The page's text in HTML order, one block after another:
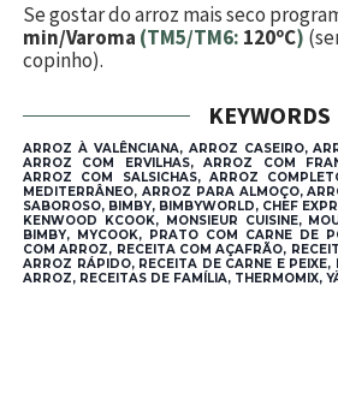
Se gostar do arroz mais seco
min/Varoma (TM5/TM6: 120ºC)
copinho).
KEYWORDS
ARROZ À VALÊNCIANA, ARROZ CASEIRO,
ARROZ COM ERVILHAS, ARROZ COM
ARROZ COM SALSICHAS, ARROZ
MEDITERRÂNEO, ARROZ PARA ALMOÇO,
SABOROSO, BIMBY, BIMBYWORLD, CHEF
KENWOOD KCOOK, MONSIEUR CUISINE,
BIMBY, MYCOOK, PRATO COM CARNE DE
COM ARROZ, RECEITA COM AÇAFRÃO,
ARROZ RÁPIDO, RECEITA DE CARNE E
ARROZ, RECEITAS DE FAMÍLIA, THERMOMIX,